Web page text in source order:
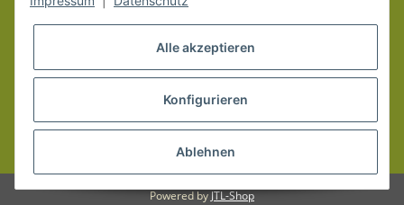
Vertrag widerrufen
* Alle Preise inkl. gesetzlicher MwSt.
Powered byJTL-Shop
Alle akzeptieren
Konfigurieren
Ablehnen